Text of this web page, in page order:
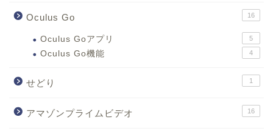
Oculus Go 16
Oculus Goアプリ 5
Oculus Go機能 4
せどり 1
アマゾンプライムビデオ 16